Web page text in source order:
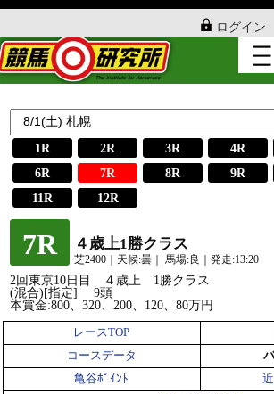
ログイン
1R 2R 3R 4R
6R
7R 8R 9R
11R
12R
7R ４歳上1勝クラス
芝2400｜天候:曇｜ 馬場:良｜発走:13:20
2回東京10日目 ４歳上 1勝クラス
(混合)[指定] 9頭
本賞金:800、320、200、120、80万円
レースTOP
コースデータ
亀谷ﾎﾟｲﾝﾄ